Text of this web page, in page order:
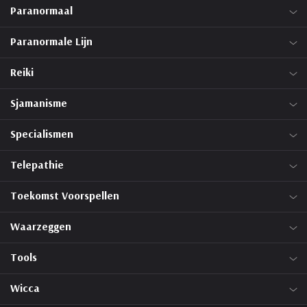
Paranormaal
Paranormale Lijn
Reiki
Sjamanisme
Specialismen
Telepathie
Toekomst Voorspellen
Waarzeggen
Tools
Wicca